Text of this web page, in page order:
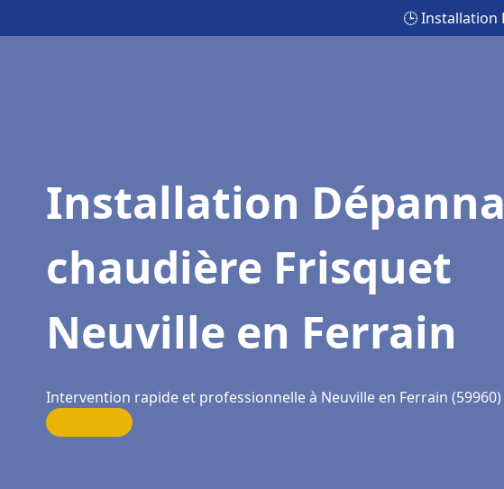
🕒 Installation
Installation
chaudière Frisquet
Neuville en Ferrain
Intervention rapide et professionnelle à Neuville en Ferrain (59960)